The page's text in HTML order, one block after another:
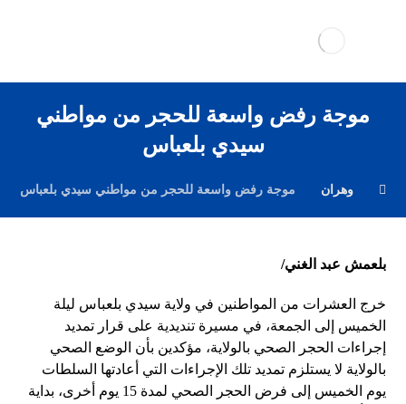
موجة رفض واسعة للحجر من مواطني
سيدي بلعباس
وهران موجة رفض واسعة للحجر من مواطني سيدي بلعباس
بلعمش عبد الغني/
خرج العشرات من المواطنين في ولاية سيدي بلعباس ليلة
الخميس إلى الجمعة، في مسيرة تنديدية على قرار تمديد
إجراءات الحجر الصحي بالولاية، مؤكدين بأن الوضع الصحي
بالولاية لا يستلزم تمديد تلك الإجراءات التي أعادتها السلطات
يوم الخميس إلى فرض الحجر الصحي لمدة 15 يوم أخرى، بداية